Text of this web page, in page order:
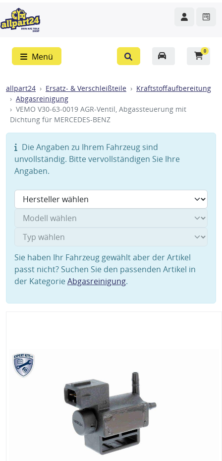
Menü
0
allpart24 Ersatz- & Verschleißteile
Kraftstoffaufbereitung
Abgasreinigung
VEMO V30-63-0019 AGR-Ventil, Abgassteuerung mit
Dichtung für MERCEDES-BENZ
Die Angaben zu Ihrem Fahrzeug sind
unvollständig. Bitte vervollständigen Sie Ihre
Angaben.
Sie haben Ihr Fahrzeug gewählt aber der Artikel
passt nicht? Suchen Sie den passenden Artikel in
der KategorieAbgasreinigung.